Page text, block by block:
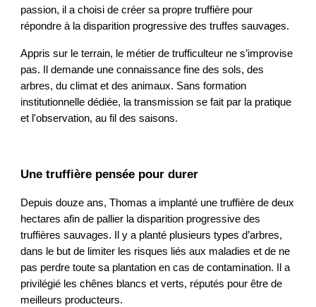
passion, il a choisi de créer sa propre truffière pour
répondre à la disparition progressive des truffes sauvages.
Appris sur le terrain, le métier de trufficulteur ne s’improvise
pas. Il demande une connaissance fine des sols, des
arbres, du climat et des animaux. Sans formation
institutionnelle dédiée, la transmission se fait par la pratique
et l'observation, au fil des saisons.
Une truffière pensée pour durer
Depuis douze ans, Thomas a implanté une truffière de deux
hectares afin de pallier la disparition progressive des
truffières sauvages. Il y a planté plusieurs types d’arbres,
dans le but de limiter les risques liés aux maladies et de ne
pas perdre toute sa plantation en cas de contamination. Il a
privilégié les chênes blancs et verts, réputés pour être de
meilleurs producteurs.